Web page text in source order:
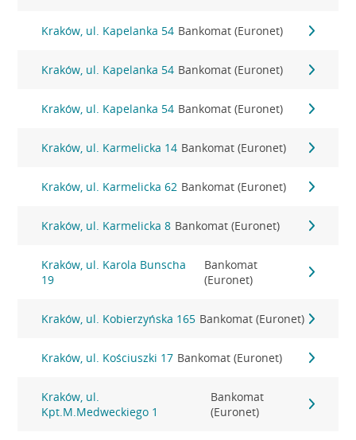
Kraków, ul. Kapelanka 54 Bankomat (Euronet)
Kraków, ul. Kapelanka 54 Bankomat (Euronet)
Kraków, ul. Kapelanka 54 Bankomat (Euronet)
Kraków, ul. Karmelicka 14 Bankomat (Euronet)
Kraków, ul. Karmelicka 62 Bankomat (Euronet)
Kraków, ul. Karmelicka 8 Bankomat (Euronet)
Kraków, ul. Karola Bunscha
19
Bankomat
(Euronet)
Kraków, ul. Kobierzyńska 165 Bankomat (Euronet)
Kraków, ul. Kościuszki 17 Bankomat (Euronet)
Kraków, ul.
Kpt.M.Medweckiego 1
Bankomat
(Euronet)